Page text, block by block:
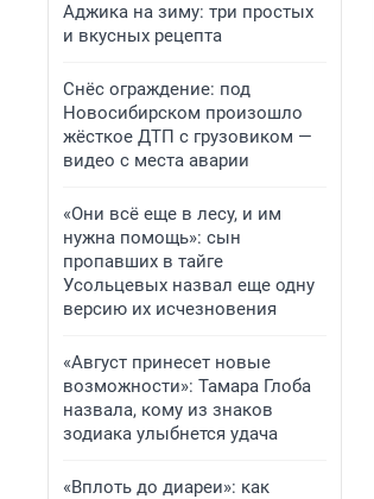
Аджика на зиму: три простых
и вкусных рецепта
Снёс ограждение: под
Новосибирском произошло
жёсткое ДТП с грузовиком —
видео с места аварии
«Они всё еще в лесу, и им
нужна помощь»: сын
пропавших в тайге
Усольцевых назвал еще одну
версию их исчезновения
«Август принесет новые
возможности»: Тамара Глоба
назвала, кому из знаков
зодиака улыбнется удача
«Вплоть до диареи»: как